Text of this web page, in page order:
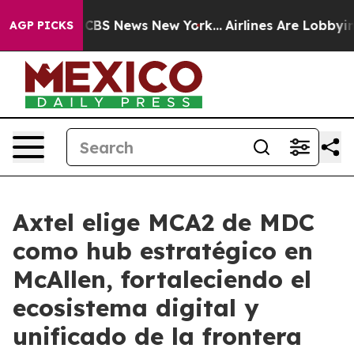
AGP PICKS
was CBS News New York... Airlines Are Lobbying
Axtel elige MCA2 de MDC
como hub estratégico en
McAllen, fortaleciendo el
ecosistema digital y
unificado de la frontera